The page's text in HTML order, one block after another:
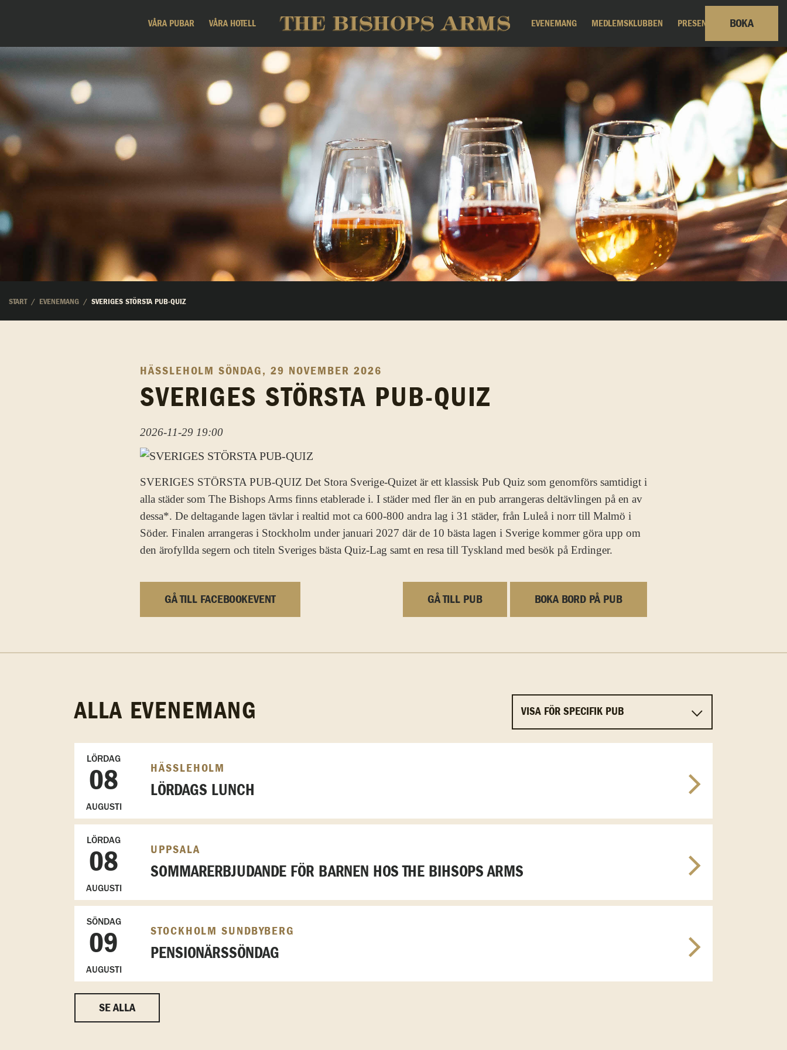
VÅRA PUBAR VÅRA HOTELL EVENEMANG MEDLEMSKLUBBEN PRESENTKORT BOKA
START EVENEMANG SVERIGES STÖRSTA PUB-QUIZ
HÄSSLEHOLM SÖNDAG, 29 NOVEMBER 2026
SVERIGES STÖRSTA PUB-QUIZ
2026-11-29 19:00
SVERIGES STÖRSTA PUB-QUIZ Det Stora Sverige-Quizet är ett klassisk Pub Quiz som genomförs samtidigt i
alla städer som The Bishops Arms finns etablerade i. I städer med fler än en pub arrangeras deltävlingen på en av
dessa*. De deltagande lagen tävlar i realtid mot ca 600-800 andra lag i 31 städer, från Luleå i norr till Malmö i
Söder. Finalen arrangeras i Stockholm under januari 2027 där de 10 bästa lagen i Sverige kommer göra upp om
den ärofyllda segern och titeln Sveriges bästa Quiz-Lag samt en resa till Tyskland med besök på Erdinger.
GÅ TILL FACEBOOKEVENT GÅ TILL PUB BOKA BORD PÅ PUB
ALLA EVENEMANG
LÖRDAG
08
AUGUSTI
HÄSSLEHOLM
LÖRDAGS LUNCH
LÖRDAG
08
AUGUSTI
UPPSALA
SOMMARERBJUDANDE FÖR BARNEN HOS THE BIHSOPS ARMS
SÖNDAG
09
AUGUSTI
STOCKHOLM SUNDBYBERG
PENSIONÄRSSÖNDAG
SE ALLA